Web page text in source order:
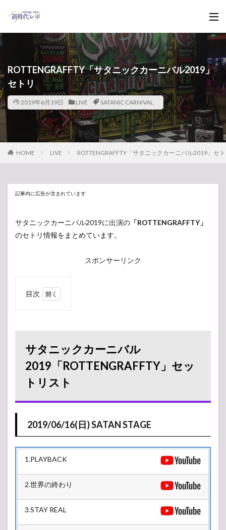
ROTTENGRAFFTY「サタニックカーニバル2019」
セトリ
2019年6月19日 LIVE SATANIC CARNIVAL
HOME LIVE ROTTENGRAFFTY「サタニックカーニバル2019」セ
記事内に広告が含まれています
サタニックカーニバル2019に出演の 「ROTTENGRAFFTY」
のセトリ情報をまとめています。
スポンサーリンク
目次
サタニックカーニバル
2019/06/16(日)
SATAN STAGE
2
2019/06/16(日)
SATAN
2.2
EVIL
サタニックカーニバル
2019「ROTTENGRAFFTY」セッ
トリスト
2019/06/16(日) SATAN STAGE
1.PLAYBACK
2.世界の終わり
3.STAY REAL